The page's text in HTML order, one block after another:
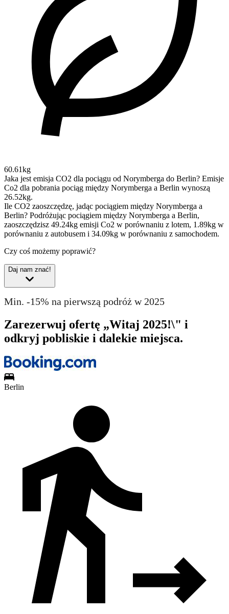
60.61kg
Jaka jest emisja CO2 dla pociągu od Norymberga do Berlin? Emisje
Co2 dla pobrania pociąg między Norymberga a Berlin wynoszą
26.52kg.
Ile CO2 zaoszczędzę, jadąc pociągiem między Norymberga a
Berlin? Podróżując pociągiem między Norymberga a Berlin,
zaoszczędzisz 49.24kg emisji Co2 w porównaniu z lotem, 1.89kg w
porównaniu z autobusem i 34.09kg w porównaniu z samochodem.
Czy coś możemy poprawić?
Daj nam znać!
Min. -15% na pierwszą podróż w 2025
Zarezerwuj ofertę „Witaj 2025!\" i
odkryj pobliskie i dalekie miejsca.
Berlin